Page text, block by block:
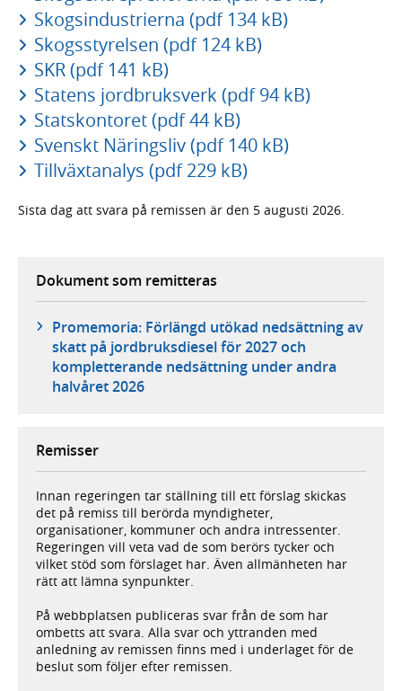
Skogsindustrierna (pdf 134 kB)
Skogsstyrelsen (pdf 124 kB)
SKR (pdf 141 kB)
Statens jordbruksverk (pdf 94 kB)
Statskontoret (pdf 44 kB)
Svenskt Näringsliv (pdf 140 kB)
Tillväxtanalys (pdf 229 kB)
Sista dag att svara på remissen är den 5 augusti 2026.
Dokument som remitteras
Promemoria: Förlängd utökad nedsättning av
skatt på jordbruksdiesel för 2027 och
kompletterande nedsättning under andra
halvåret 2026
Remisser
Innan regeringen tar ställning till ett förslag skickas
det på remiss till berörda myndigheter,
organisationer, kommuner och andra intressenter.
Regeringen vill veta vad de som berörs tycker och
vilket stöd som förslaget har. Även allmänheten har
rätt att lämna synpunkter.
På webbplatsen publiceras svar från de som har
ombetts att svara. Alla svar och yttranden med
anledning av remissen finns med i underlaget för de
beslut som följer efter remissen.